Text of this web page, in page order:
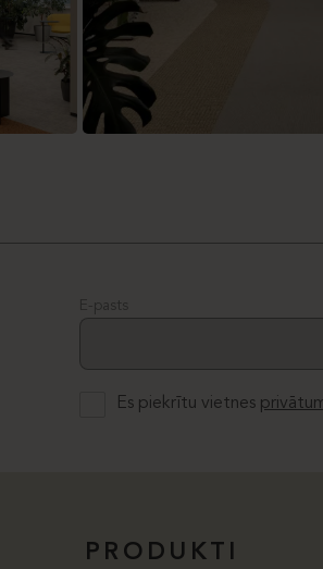
E-pasts
Es piekrītu vietnes
PRODUKTI